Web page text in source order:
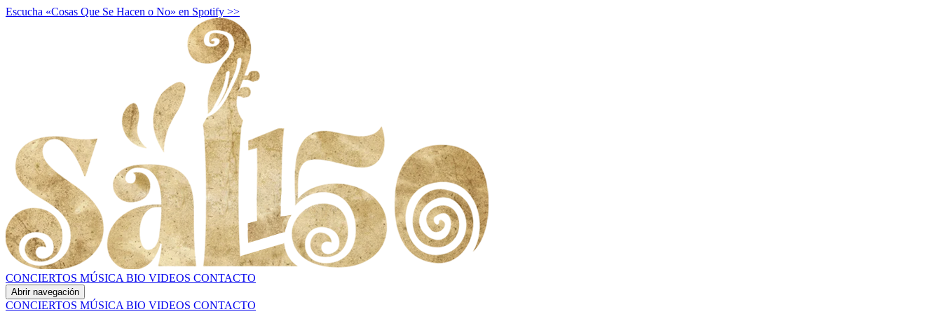
Escucha «Cosas Que Se Hacen o No» en Spotify >>
CONCIERTOS MÚSICA BIO VIDEOS CONTACTO
Abrir navegación
CONCIERTOS MÚSICA BIO VIDEOS CONTACTO